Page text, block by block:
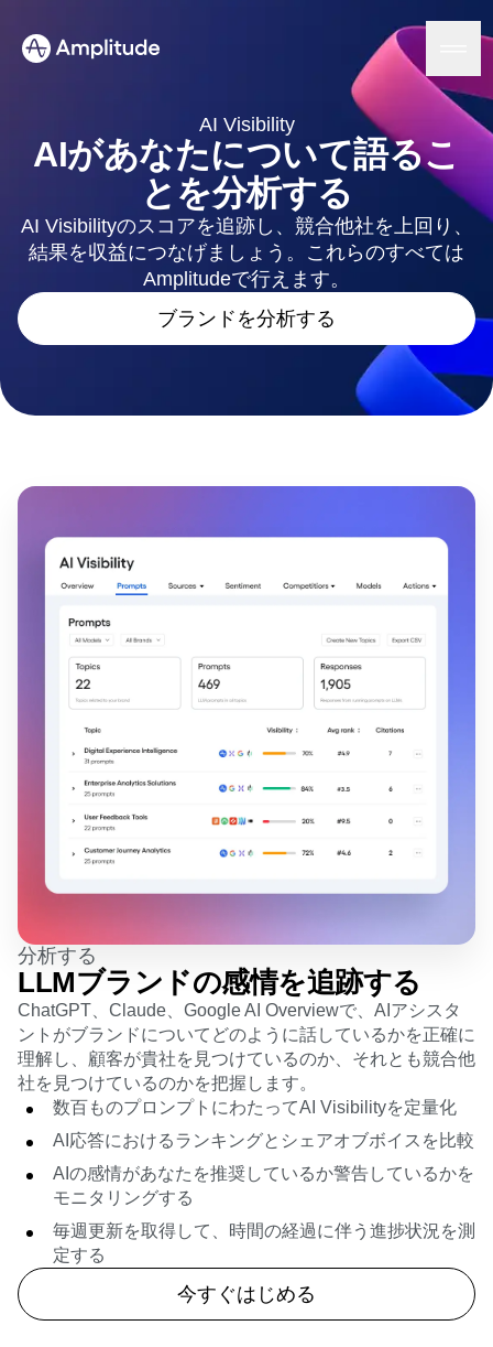
プラットフォーム
AI
AIエージェント
AIフィードバック
Amplitude MCP
ガイド&サーベイ
機能検証
ウェブ実験
アクティベーション
データ
データガバナンス
インテグレーション
セキュリティとプライバシー
ソリューション
金融サービス
ヘルスケア
ユースケース
新規顧客獲得
リテンション
チーム
データ
エンジニアリング
マーケティング
エグゼクティブ
ビジネス規模
スタートアップ
学習ハブ
つながる
コミュニティ
顧客
サポートとサービス
ヘルプセンター
カスタマーサクセス
製品のアップデート
ベンチマーク
プロンプトライブラリ
トラッキングガイド
AI Visibility
AIがあなたについて語るこ
とを分析する
AI Visibilityのスコアを追跡し、競合他社を上回り、
結果を収益につなげましょう。これらのすべては
Amplitudeで行えます。
ブランドを分析する
分析する
LLMブランドの感情を追跡する
ChatGPT、Claude、Google AI Overviewで、AIアシスタ
ントがブランドについてどのように話しているかを正確に
理解し、顧客が貴社を見つけているのか、それとも競合他
社を見つけているのかを把握します。
数百ものプロンプトにわたってAI Visibilityを定量化
AI応答におけるランキングとシェアオブボイスを比較
AIの感情があなたを推奨しているか警告しているかを
モニタリングする
毎週更新を取得して、時間の経過に伴う進捗状況を測
定する
今すぐはじめる